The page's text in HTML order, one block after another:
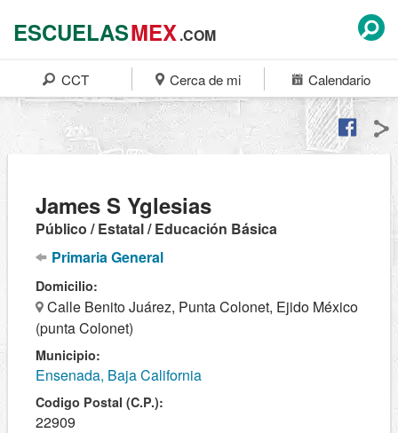
ESCUELASMEX.COM
CCT Cerca de mi Calendario
James S Yglesias
Público / Estatal / Educación Básica
Primaria General
Domicilio:
Calle Benito Juárez, Punta Colonet, Ejido México
(punta Colonet)
Municipio:
Ensenada, Baja California
Codigo Postal (C.P.):
22909